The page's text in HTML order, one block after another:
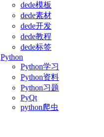
dede模板
dede素材
dede开发
dede教程
dede标签
Python
Python学习
Python资料
Python习题
PyQt
python爬虫